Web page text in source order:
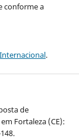
conforme a
.
de
Fortaleza (CE):